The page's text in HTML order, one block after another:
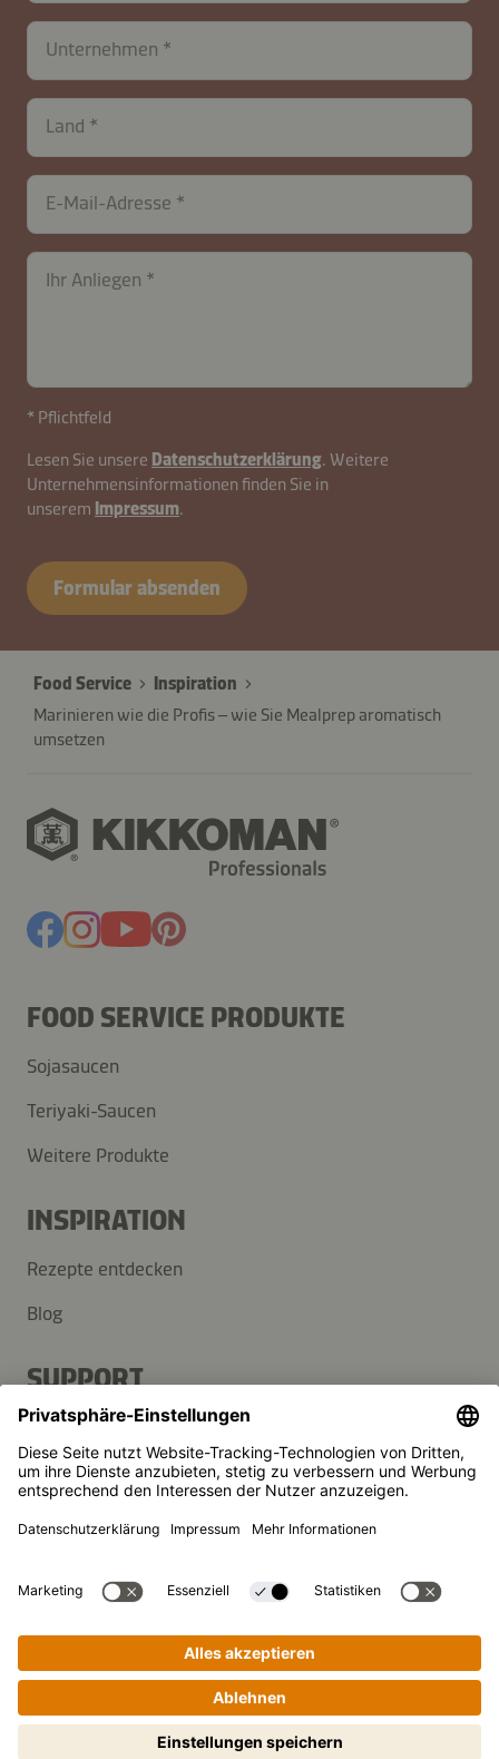
Unternehmen
Land
contactCH-
B2B-
26576-
LEbBex
E-Mail-Adresse
Ihr Anliegen
* Pflichtfeld
Lesen Sie unsere Datenschutzerklärung. Weitere
Unternehmensinformationen finden Sie in
unserem Impressum.
Formular absenden
Food Service
Inspiration
Marinieren wie die Profis – wie Sie Mealprep aromatisch
umsetzen
FOOD SERVICE PRODUKTE
Sojasaucen
Teriyaki-Saucen
Weitere Produkte
INSPIRATION
Rezepte entdecken
Blog
SUPPORT
Kontakt
FAQ
Kikkoman ist ein eingetragenes Warenzeichen der Kikkoman
© Kikkoman Trading Europe GmbH 2023 – 2026
Theodorstraße 180, 40472 Düsseldorf, Germany
Eingetragen beim AG Düsseldorf: HRB 35856
Privatsphäre-Einstellungen
Impressum
Datenschutzerklärung